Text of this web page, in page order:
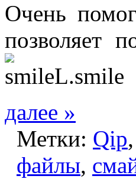
Очень
позволяет
далее »
Метки: Qip,
файлы,